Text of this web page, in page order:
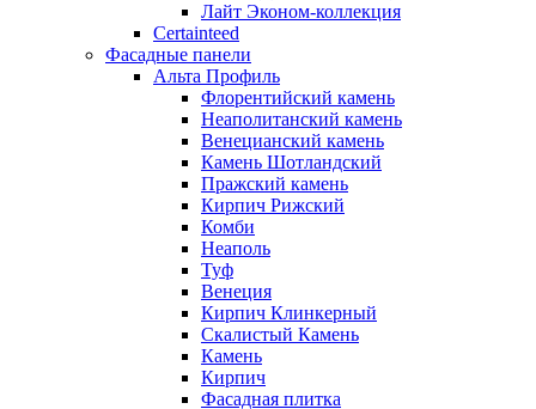
Лайт Эконом-коллекция
Certainteed
Фасадные панели
Альта Профиль
Флорентийский камень
Неаполитанский камень
Венецианский камень
Камень Шотландский
Пражский камень
Кирпич Рижский
Комби
Неаполь
Туф
Венеция
Кирпич Клинкерный
Скалистый Камень
Камень
Кирпич
Фасадная плитка